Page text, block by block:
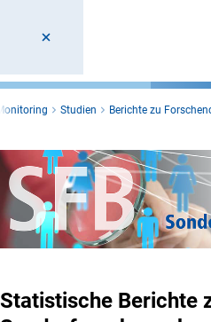
Studien Berichte zu
Statistische Berichte